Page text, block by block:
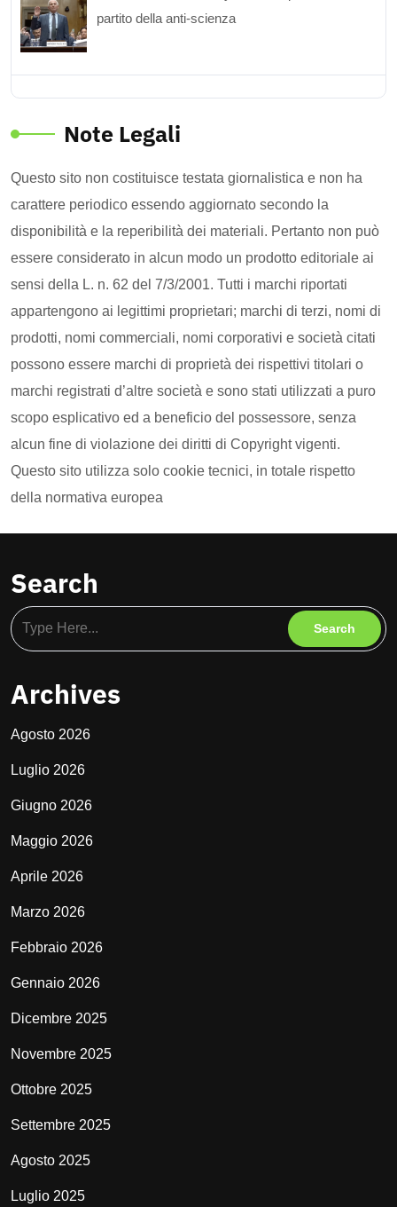
partito della anti-scienza
Note Legali
Questo sito non costituisce testata giornalistica e non ha
carattere periodico essendo aggiornato secondo la
disponibilità e la reperibilità dei materiali. Pertanto non può
essere considerato in alcun modo un prodotto editoriale ai
sensi della L. n. 62 del 7/3/2001. Tutti i marchi riportati
appartengono ai legittimi proprietari; marchi di terzi, nomi di
prodotti, nomi commerciali, nomi corporativi e società citati
possono essere marchi di proprietà dei rispettivi titolari o
marchi registrati d’altre società e sono stati utilizzati a puro
scopo esplicativo ed a beneficio del possessore, senza
alcun fine di violazione dei diritti di Copyright vigenti.
Questo sito utilizza solo cookie tecnici, in totale rispetto
della normativa europea
Search
Archives
Agosto 2026
Luglio 2026
Giugno 2026
Maggio 2026
Aprile 2026
Marzo 2026
Febbraio 2026
Gennaio 2026
Dicembre 2025
Novembre 2025
Ottobre 2025
Settembre 2025
Agosto 2025
Luglio 2025